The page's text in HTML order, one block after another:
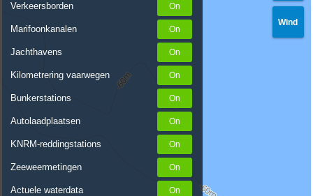
Verkeersborden
Marifoonkanalen
Jachthavens
Kilometrering vaarwegen
Bunkerstations
Autolaadplaatsen
KNRM-reddingstations
Zeeweermetingen
Actuele waterdata
Wind